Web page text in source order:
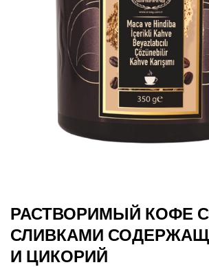
РАСТВОРИМЫЙ КОФЕ
СЛИВКАМИ
И ЦИКОРИЙ